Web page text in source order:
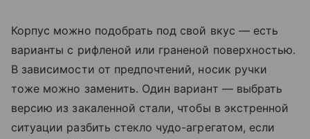
Корпус можно подобрать под свой вкус — есть
варианты с рифленой или граненой поверхностью.
В зависимости от предпочтений, носик ручки
тоже можно заменить. Один вариант — выбрать
версию из закаленной стали, чтобы в экстренной
ситуации разбить стекло чудо-агрегатом, если